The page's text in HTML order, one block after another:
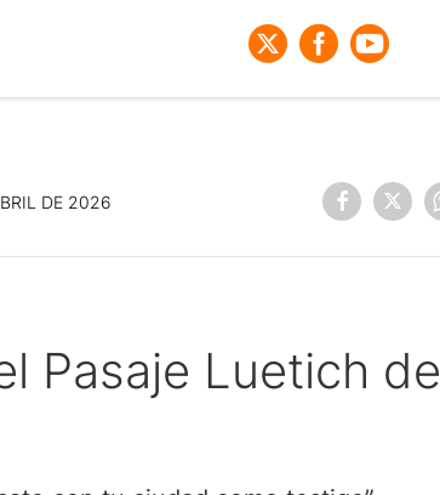
DE 2026
Pasaje Luetich de